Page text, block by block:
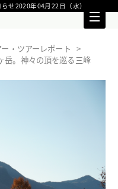
せ2020年04月22日（水）
ー・ツアーレポート
岳。神々の頂を巡る三峰